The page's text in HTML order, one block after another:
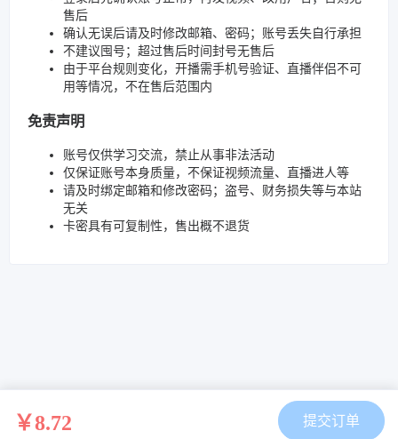
售后
确认无误后请及时修改邮箱、密码；账号丢失自行承担
不建议囤号；超过售后时间封号无售后
由于平台规则变化，开播需手机号验证、直播伴侣不可
用等情况，不在售后范围内
免责声明
账号仅供学习交流，禁止从事非法活动
仅保证账号本身质量，不保证视频流量、直播进人等
请及时绑定邮箱和修改密码；盗号、财务损失等与本站
无关
卡密具有可复制性，售出概不退货
￥8.72 提交订单